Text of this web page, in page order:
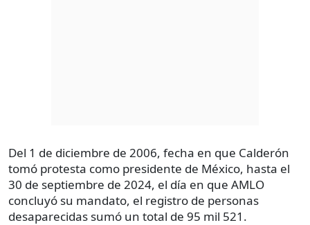
Del 1 de diciembre de 2006, fecha en que Calderón
tomó protesta como presidente de México, hasta el
30 de septiembre de 2024, el día en que AMLO
concluyó su mandato, el registro de personas
desaparecidas sumó un total de 95 mil 521.